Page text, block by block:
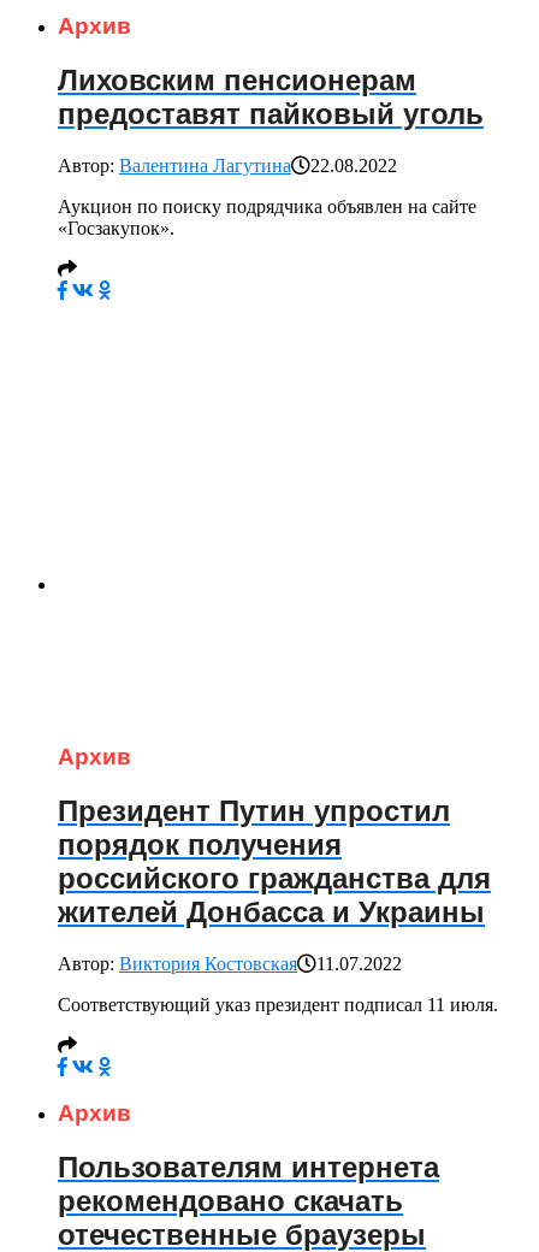
Архив
Лиховским пенсионерам
предоставят пайковый уголь
Автор: Валентина Лагутина
22.08.2022
Аукцион по поиску подрядчика объявлен на сайте
«Госзакупок».
Архив
Президент Путин упростил
порядок получения
российского гражданства для
жителей Донбасса и Украины
Автор: Виктория Костовская
11.07.2022
Соответствующий указ президент подписал 11 июля.
Архив
Пользователям интернета
рекомендовано скачать
отечественные браузеры